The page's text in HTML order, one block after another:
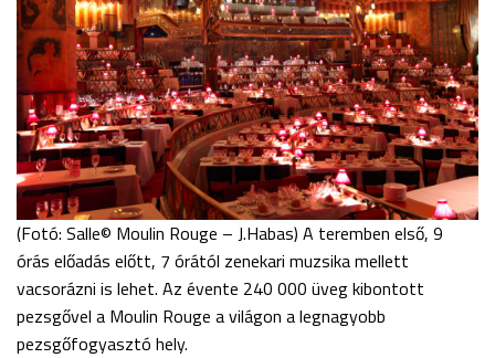
(Fotó: Salle© Moulin Rouge – J.Habas) A teremben első, 9
órás előadás előtt, 7 órától zenekari muzsika mellett
vacsorázni is lehet. Az évente 240 000 üveg kibontott
pezsgővel a Moulin Rouge a világon a legnagyobb
pezsgőfogyasztó hely.